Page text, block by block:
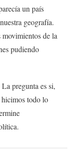
un país
geografía.
movimientos de la
pudiendo
pregunta es si,
hicimos todo lo